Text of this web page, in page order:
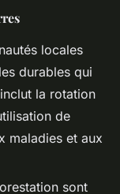
locales
durables qui
la rotation
de
maladies et aux
sont